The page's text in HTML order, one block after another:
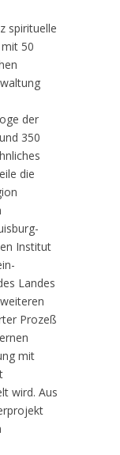
spirituelle
50
der
350
die
Institut
Landes
Prozeß
mit
wird. Aus